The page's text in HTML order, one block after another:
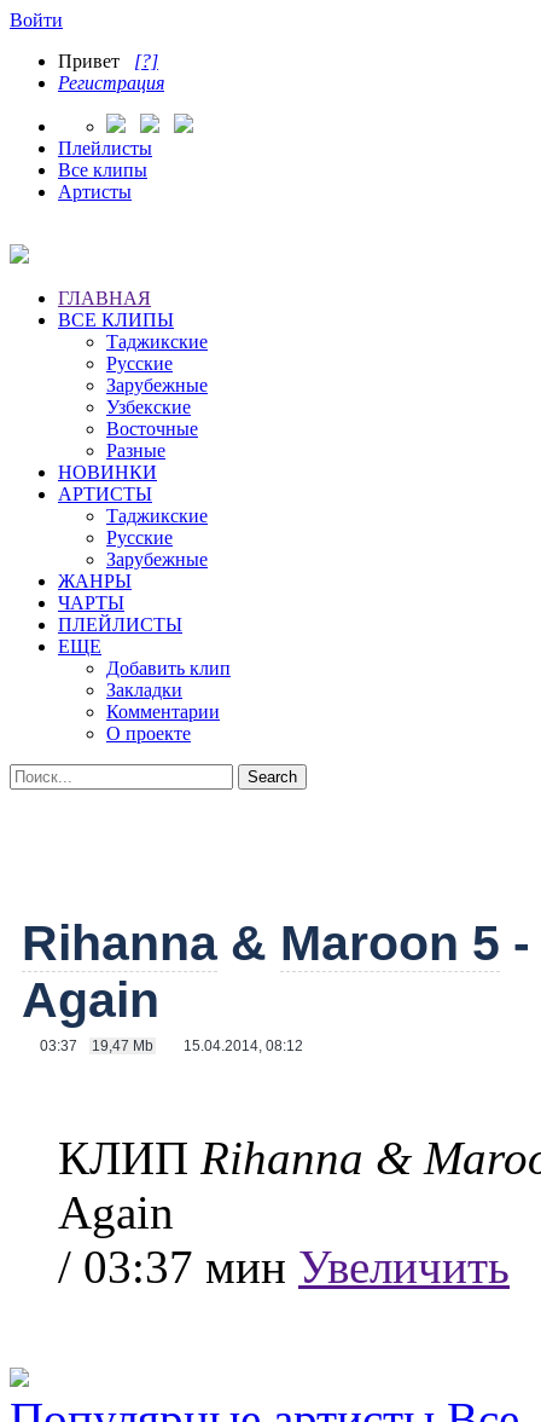
Войти
Привет [?]
Регистрация
Плейлисты
Все клипы
Артисты
ГЛАВНАЯ
ВСЕ КЛИПЫ
Таджикские
Русские
Зарубежные
Узбекские
Восточные
Разные
НОВИНКИ
АРТИСТЫ
Таджикские
Русские
Зарубежные
ЖАНРЫ
ЧАРТЫ
ПЛЕЙЛИСТЫ
ЕЩЕ
Добавить клип
Закладки
Комментарии
О проекте
Rihanna & Maroon 5
Again
03:37 19,47 Mb 15.04.2014, 08:12
КЛИП Rihanna &
Again
/ 03:37 мин Увеличить